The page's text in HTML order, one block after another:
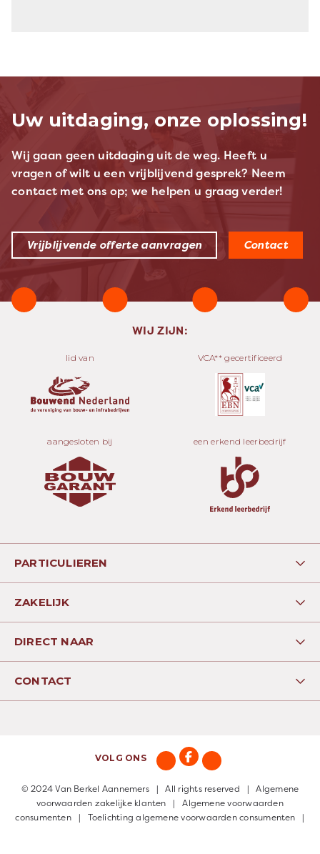
Uw uitdaging, onze oplossing!
Wij gaan geen uitdaging uit de weg. Heeft u
vragen of wilt u een vrijblijvend gesprek? Neem
contact met ons op; we helpen u graag verder!
Vrijblijvende offerte aanvragen Contact
WIJ ZIJN:
lid van VCA** gecertificeerd
aangesloten bij een erkend leerbedrijf
PARTICULIEREN
Aan- en opbouw
ZAKELIJK
Kantoren
DIRECT NAAR
CONTACT
algemeen@vanberkelaannemers.nl
VOLG ONS
© 2024 Van Berkel Aannemers | All rights reserved |Algemene
voorwaarden zakelijke klanten |Algemene voorwaarden
consumenten| Toelichting algemene voorwaarden consumenten |